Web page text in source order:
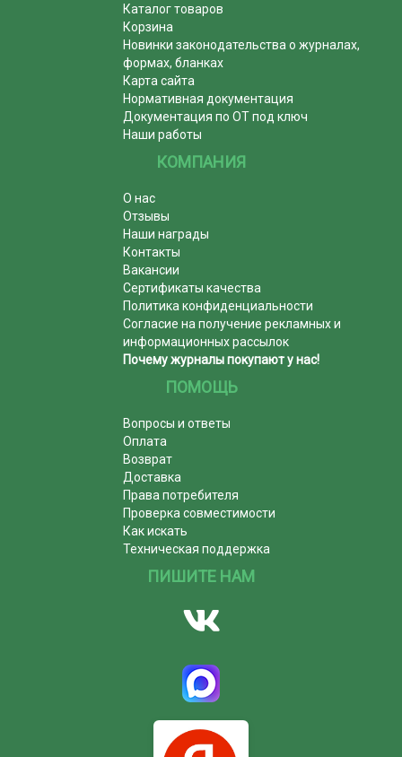
Каталог товаров
Корзина
Новинки законодательства о журналах,
формах, бланках
Карта сайта
Нормативная документация
Документация по ОТ под ключ
Наши работы
КОМПАНИЯ
О нас
Отзывы
Наши награды
Контакты
Вакансии
Сертификаты качества
Политика конфиденциальности
Согласие на получение рекламных и
информационных рассылок
Почему журналы покупают у нас!
ПОМОЩЬ
Вопросы и ответы
Оплата
Возврат
Доставка
Права потребителя
Проверка совместимости
Как искать
Техническая поддержка
ПИШИТЕ НАМ